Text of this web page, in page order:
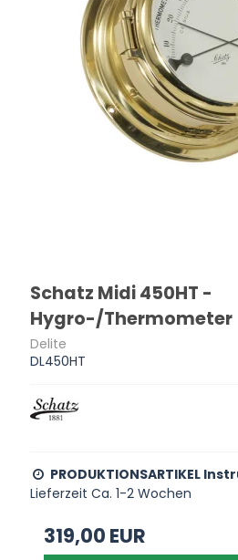
Schatz Midi 450HT -
Hygro-/Thermometer
Delite
DL450HT
PRODUKTIONSARTIKEL
Lieferzeit Ca. 1-2 Wochen
319,00 EUR